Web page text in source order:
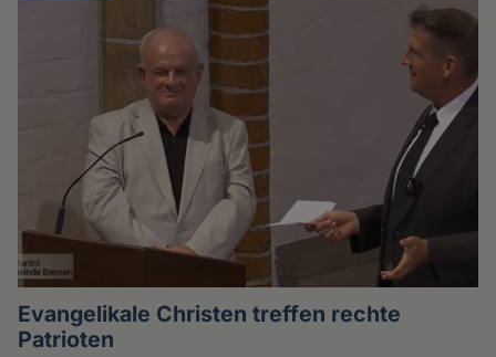
Evangelikale Christen treffen rechte
Patrioten